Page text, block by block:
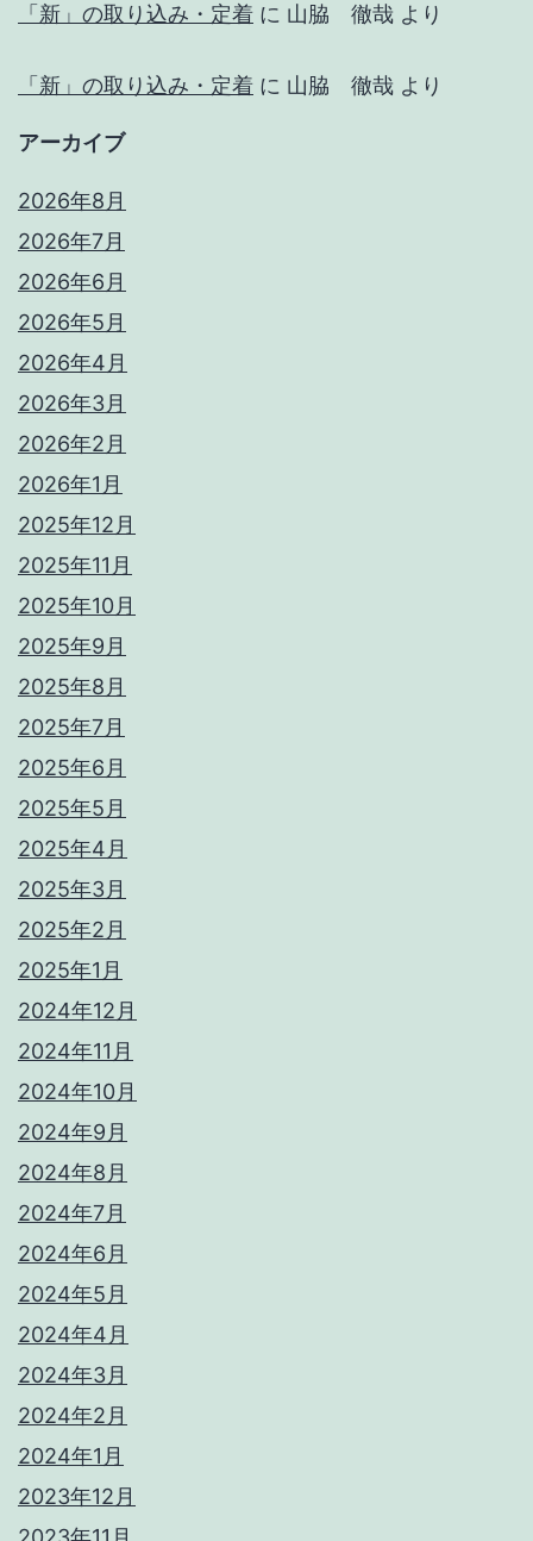
「新」の取り込み・定着 に 山脇 徹哉 より
「新」の取り込み・定着 に 山脇 徹哉 より
アーカイブ
2026年8月
2026年7月
2026年6月
2026年5月
2026年4月
2026年3月
2026年2月
2026年1月
2025年12月
2025年11月
2025年10月
2025年9月
2025年8月
2025年7月
2025年6月
2025年5月
2025年4月
2025年3月
2025年2月
2025年1月
2024年12月
2024年11月
2024年10月
2024年9月
2024年8月
2024年7月
2024年6月
2024年5月
2024年4月
2024年3月
2024年2月
2024年1月
2023年12月